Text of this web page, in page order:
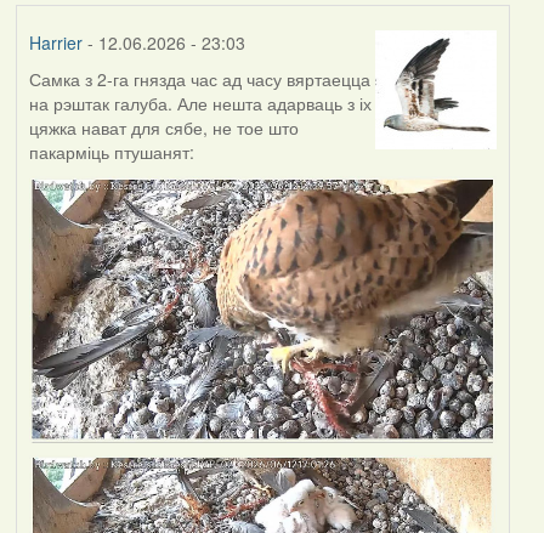
Harrier- 12.06.2026 - 23:03
Самка з 2-га гнязда час ад часу вяртаецца
на рэштак галуба. Але нешта адарваць з іх
цяжка нават для сябе, не тое што
пакарміць птушанят: